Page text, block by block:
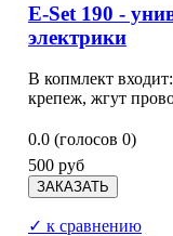
E-Set 190 -
электрики
В копмлект
крепеж, жгут
0.0 (голосов 0)
500 руб
✓ к сравнению